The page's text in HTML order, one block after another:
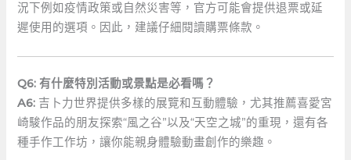
況下例如疫情政策或自然災害等，官方可能會提供退票或延
遲使用的選項。因此，建議仔細閱讀購票條款。
Q6: 有什麼特別活動或景點是必看嗎？
A6: 吉卜力世界提供多樣的展覽和互動體驗，尤其推薦喜愛宮
崎駿作品的朋友探索“風之谷”以及“天空之城”的重現，還有各
種手作工作坊，讓你能親身體驗動畫創作的樂趣。